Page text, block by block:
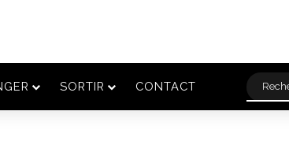
SORTIR CONTACT